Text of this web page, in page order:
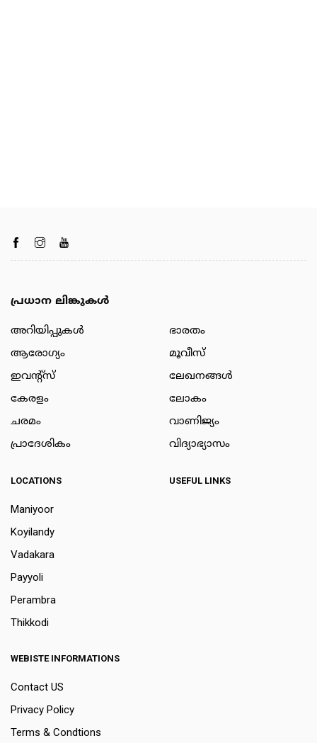
പ്രധാന ലിങ്കുകൾ
അറിയിപ്പുകള്‍
ആരോഗ്യം
ഇവന്റ്സ്
കേരളം
ചരമം
പ്രാദേശികം
ഭാരതം
മൂവീസ്
ലേഖനങ്ങള്‍
ലോകം
വാണിജ്യം
വിദ്യാഭ്യാസം
LOCATIONS
Maniyoor
Koyilandy
Vadakara
Payyoli
Perambra
Thikkodi
USEFUL LINKS
WEBISTE INFORMATIONS
Contact US
Privacy Policy
Terms & Condtions